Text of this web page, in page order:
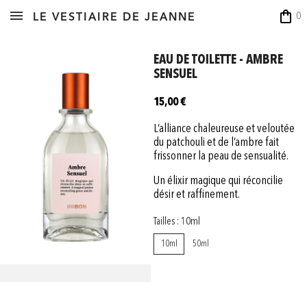
shopping_bag 0
LE VESTIAIRE DE JEANNE
EAU DE TOILETTE - AMBRE
SENSUEL
15,00 €
L’alliance chaleureuse et veloutée
du patchouli et de l’ambre fait
frissonner la peau de sensualité.
Un élixir magique qui réconcilie
désir et raffinement.
Tailles : 10ml
10ml 50ml